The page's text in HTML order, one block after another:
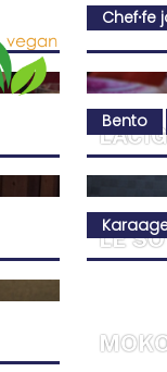
LE
Chef⸱fe
Bento